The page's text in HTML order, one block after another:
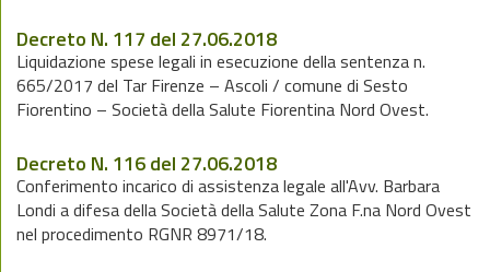
Decreto N. 117 del 27.06.2018
Liquidazione spese legali in esecuzione della sentenza n.
665/2017 del Tar Firenze – Ascoli / comune di Sesto
Fiorentino – Società della Salute Fiorentina Nord Ovest.
Decreto N. 116 del 27.06.2018
Conferimento incarico di assistenza legale all'Avv. Barbara
Londi a difesa della Società della Salute Zona F.na Nord Ovest
nel procedimento RGNR 8971/18.